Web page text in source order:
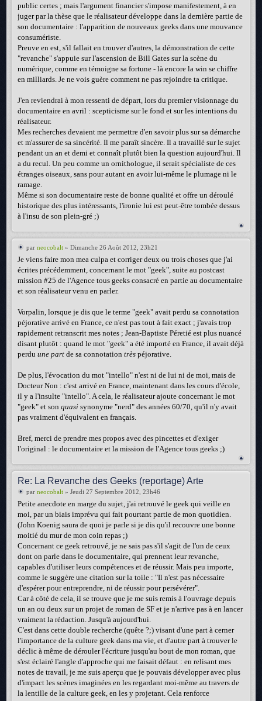
public certes ; mais l'argument financier s'impose manifestement, à en
juger par la thèse que le réalisateur développe dans la dernière partie de
son documentaire : l'apparition de nouveaux geeks dans une mouvance
consumériste.
Preuve en est, s'il fallait en trouver d'autres, la démonstration de cette
"revanche" s'appuie sur l'ascension de Bill Gates sur la scène du
numérique, comme en témoigne sa fortune - là encore la win se chiffre
en milliards. Je ne vois guère comment ne pas rejoindre ta critique.
J'en reviendrai à mon ressenti de départ, lors du premier visionnage du
documentaire en avril : scepticisme sur le fond et sur les intentions du
réalisateur.
Mes recherches devaient me permettre d'en savoir plus sur sa démarche
et m'assurer de sa sincérité. Il me paraît sincère. Il a travaillé sur le sujet
pendant un an et demi et connaît plutôt bien la question aujourd'hui. Il
a du recul. Un peu comme un ornithologue, il serait spécialiste de ces
étranges oiseaux, sans pour autant en avoir lui-même le plumage ni le
ramage.
Même si son documentaire reste de bonne qualité et offre un déroulé
historique des plus intéressants, l'ironie lui est peut-être tombée dessus
à l'insu de son plein-gré ;)
par neocobalt » Dimanche 26 Août 2012, 23h21
Je viens faire mon mea culpa et corriger deux ou trois choses que j'ai
écrites précédemment, concernant le mot "geek", suite au postcast
mission #25 de l'Agence tous geeks consacré en partie au documentaire
et son réalisateur venu en parler.
Vorpalin, lorsque je dis que le terme "geek" avait perdu sa connotation
péjorative arrivé en France, ce n'est pas tout à fait exact ; j'avais trop
rapidement retranscrit mes notes ; Jean-Baptiste Péretié est plus nuancé
disant plutôt : quand le mot "geek" a été importé en France, il avait déjà
perdu une part de sa connotation très péjorative.
De plus, l'évocation du mot "intello" n'est ni de lui ni de moi, mais de
Docteur Non : c'est arrivé en France, maintenant dans les cours d'école,
il y a l'insulte "intello". A cela, le réalisateur ajoute concernant le mot
"geek" et son quasi synonyme "nerd" des années 60/70, qu'il n'y avait
pas vraiment d'équivalent en français.
Bref, merci de prendre mes propos avec des pincettes et d'exiger
l'original : le documentaire et la mission de l'Agence tous geeks ;)
Re: La Revanche des Geeks (reportage) Arte
par neocobalt » Jeudi 27 Septembre 2012, 23h46
Petite anecdote en marge du sujet, j'ai retrouvé le geek qui veille en
moi, par un biais imprévu qui fait pourtant partie de mon quotidien.
(John Koenig saura de quoi je parle si je dis qu'il recouvre une bonne
moitié du mur de mon coin repas ;)
Concernant ce geek retrouvé, je ne sais pas s'il s'agit de l'un de ceux
dont on parle dans le documentaire, qui prennent leur revanche,
capables d'utiliser leurs compétences et de réussir. Mais peu importe,
comme le suggère une citation sur la toile : "Il n'est pas nécessaire
d'espérer pour entreprendre, ni de réussir pour persévérer".
Car à côté de cela, il se trouve que je me suis remis à l'ouvrage depuis
un an ou deux sur un projet de roman de SF et je n'arrive pas à en lancer
vraiment la rédaction. Jusqu'à aujourd'hui.
C'est dans cette double recherche (quête ?;) visant d'une part à cerner
l'importance de la culture geek dans ma vie, et d'autre part à trouver le
déclic à même de dérouler l'écriture jusqu'au bout de mon roman, que
s'est éclairé l'angle d'approche qui me faisait défaut : en relisant mes
notes de travail, je me suis aperçu que je pouvais développer avec plus
d'impact les scènes imaginées en les regardant moi-même au travers de
la lentille de la culture geek, en les y projetant. Cela renforce